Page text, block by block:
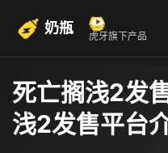
奶瓶 虎牙旗下产品
死亡搁浅2发
浅2发售平台